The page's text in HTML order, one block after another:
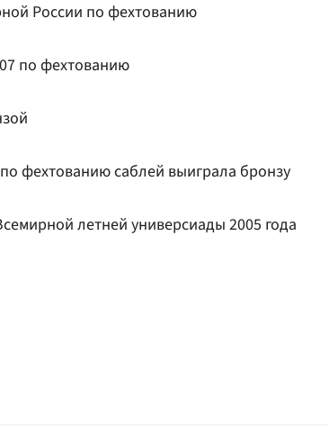
России по фехтованию
по фехтованию
фехтованию саблей выиграла бронзу
летней универсиады 2005 года